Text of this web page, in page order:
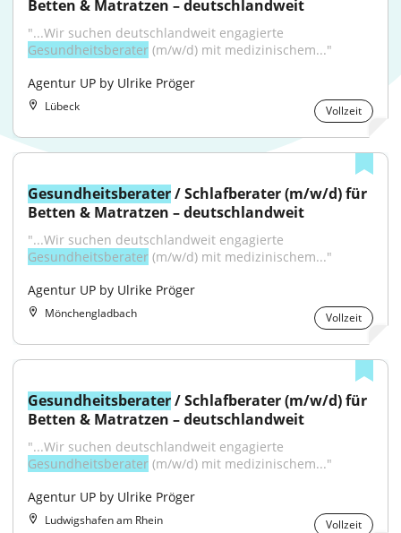
Betten & Matratzen – deutschlandweit
Gesundheitsberater (m/w/d) mit medizinischem..."
Agentur UP by Ulrike Pröger
Lübeck Vollzeit
Gesundheitsberater / Schlafberater (m/w/d) für
Betten & Matratzen – deutschlandweit
Gesundheitsberater (m/w/d) mit medizinischem..."
Agentur UP by Ulrike Pröger
Mönchengladbach Vollzeit
Gesundheitsberater / Schlafberater (m/w/d) für
Betten & Matratzen – deutschlandweit
Gesundheitsberater (m/w/d) mit medizinischem..."
Agentur UP by Ulrike Pröger
Ludwigshafen am Rhein Vollzeit